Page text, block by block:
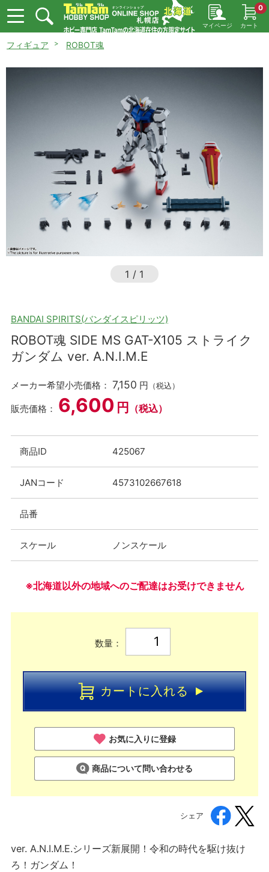
マイページ カート
0
フィギュア ROBOT魂
1 / 1
BANDAI SPIRITS(バンダイスピリッツ)
ROBOT魂 SIDE MS GAT-X105 ストライク
ガンダム ver. A.N.I.M.E
メーカー希望小売価格： 7,150 円 （税込）
販売価格： 6,600 円 （税込）
商品ID 425067
JANコード 4573102667618
品番
スケール ノンスケール
※北海道以外の地域へのご配達はお受けできません
数量：
カートに入れる
お気に入りに登録
商品について問い合わせる
シェア
ver. A.N.I.M.E.シリーズ新展開！令和の時代を駆け抜け
ろ！ガンダム！